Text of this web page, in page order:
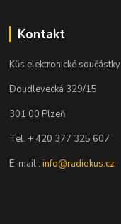
Kontakt
Kůs elektronické součástky
Doudlevecká 329/15
301 00 Plzeň
Tel. + 420 377 325 607
E-mail :info@radiokus.cz